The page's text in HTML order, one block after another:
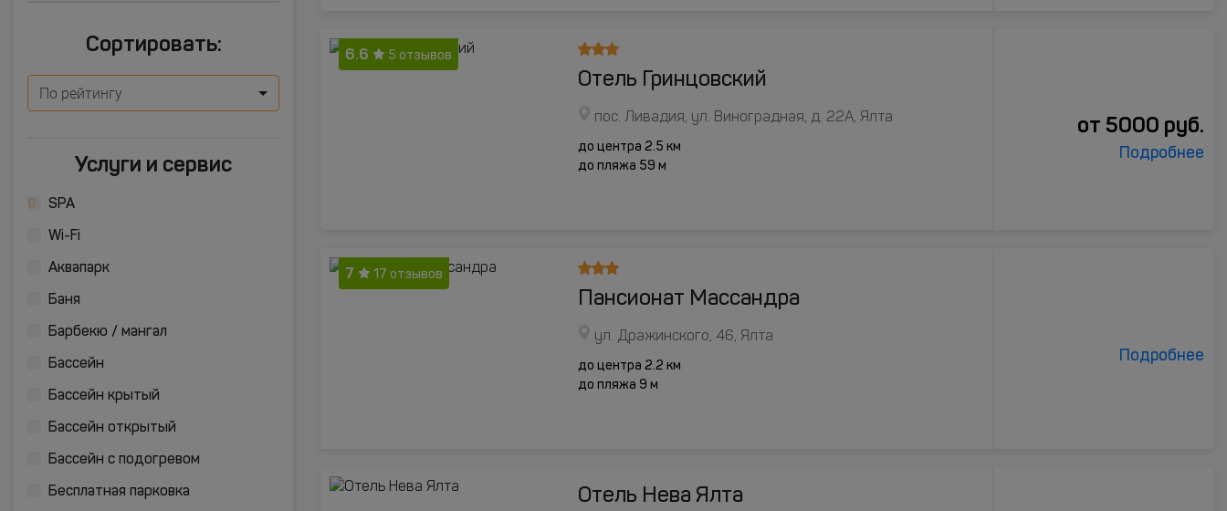
Сортировать:
По рейтингу
Услуги и сервис
SPA
Wi-Fi
Аквапарк
Баня
Барбекю / мангал
Бассейн
Бассейн крытый
Бассейн открытый
Бассейн с подогревом
Бесплатная парковка
6.6 5 отзывов
Отель Гринцовский
пос. Ливадия, ул. Виноградная, д. 22А, Ялта
до центра 2.5 км
до пляжа 59 м
от 5000 руб.
Подробнее
7 17 отзывов
Пансионат Массандра
ул. Дражинского, 46, Ялта
до центра 2.2 км
до пляжа 9 м
Подробнее
Отель Нева Ялта